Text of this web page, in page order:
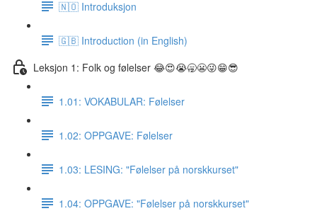
🇳🇴 Introduksjon
🇬🇧 Introduction (in English)
Leksjon 1: Folk og følelser 😂😍😭🥱😬😜😁😎
1.01: VOKABULAR: Følelser
1.02: OPPGAVE: Følelser
1.03: LESING: "Følelser på norskkurset"
1.04: OPPGAVE: "Følelser på norskkurset"